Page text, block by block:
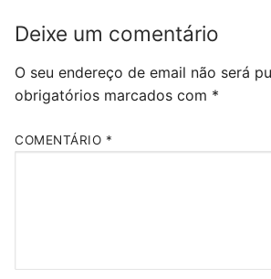
Deixe um comentário
O seu endereço de email não será
obrigatórios marcados com *
COMENTÁRIO *